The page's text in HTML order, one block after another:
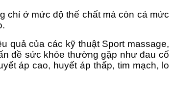
chỉ ở mức độ thể chất mà còn cả mức
quả của các kỹ thuật Sport massage,
đề sức khỏe thường gặp như đau cổ
áp cao, huyết áp thấp, tim mạch, lo